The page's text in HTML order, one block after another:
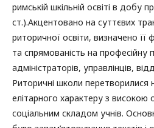
римській шкільній освіті в добу
ст.).Акцентовано на суттєвих
риторичної освіти, визначено її
та спрямованість на професійну
адміністраторів, управлінців,
Риторичні школи перетворилися
елітарного характеру з
соціальним складом учнів.